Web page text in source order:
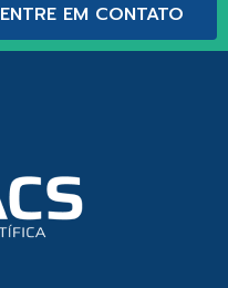
ENTRE EM CONTATO